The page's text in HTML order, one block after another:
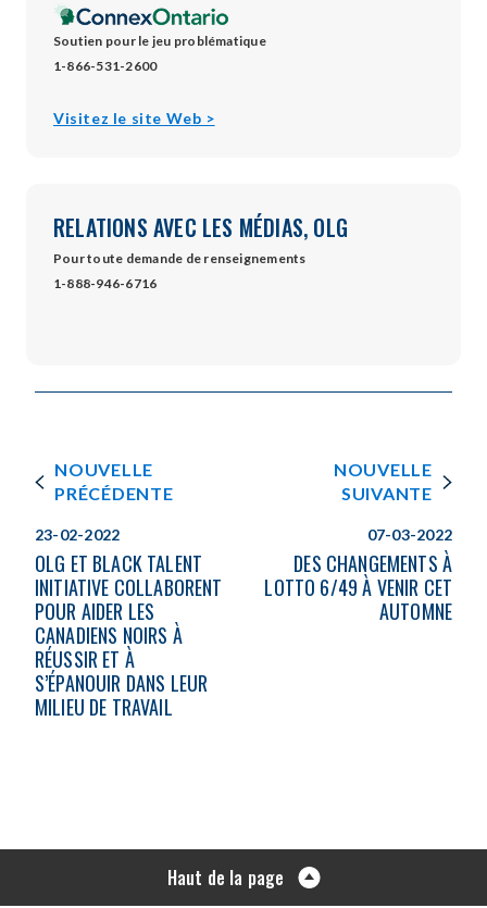
Soutien pour le jeu problématique
1-866-531-2600
Visitez le site Web >opens
RELATIONS AVEC LES MÉDIAS, OLG
Pour toute demande de renseignements
1-888-946-6716
NOUVELLE
PRÉCÉDENTE
23-02-2022
OLG ET BLACK TALENT
INITIATIVE COLLABORENT
POUR AIDER LES
CANADIENS NOIRS À
RÉUSSIR ET À
S’ÉPANOUIR DANS LEUR
MILIEU DE TRAVAIL
NOUVELLE
SUIVANTE
07-03-2022
DES CHANGEMENTS À
LOTTO 6/49 À VENIR CET
AUTOMNE
Haut de la page